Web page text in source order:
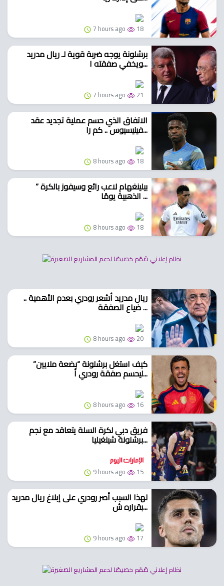
7 hours ago 18
برشلونة يوجه ضربة قوية لـ ريال مدريد
ويخفي صفقته ا...
7 hours ago 21
الاتفاق الذي حسم عملية تجديد عقد
فينيسيوس .. كم را...
8 hours ago 18
” بيلينغهام لاعب رائع وسيفوز بالكرة
الذهبية يومًا ...
8 hours ago 18
ريال مدريد أشعر رودري بعدم الأهمية ..
ضياع الصفقة ...
8 hours ago 20
كيف استغل برشلونة “بضعة ملايين”
ليحسم صفقة رودري أ...
8 hours ago 16
فريق دبي لكرة السلة يتعاقد مع نجم
برشلونة شينغيليا...
9 hours ago 15
لهذا السبب أصر رودري على إبلاغ ريال مدريد
بقراره ش...
9 hours ago 17